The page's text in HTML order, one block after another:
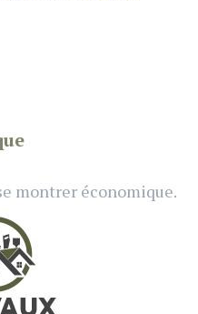
montrer économique.